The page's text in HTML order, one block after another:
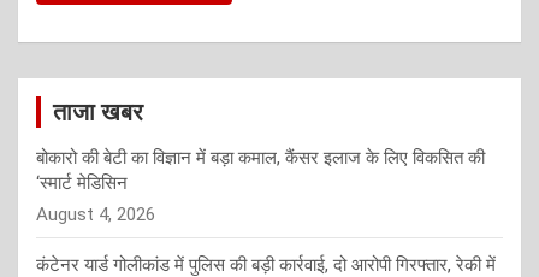
ताजा खबर
बोकारो की बेटी का विज्ञान में बड़ा कमाल, कैंसर इलाज के लिए विकसित की
‘स्मार्ट मेडिसिन
August 4, 2026
कंटेनर यार्ड गोलीकांड में पुलिस की बड़ी कार्रवाई, दो आरोपी गिरफ्तार, रेकी में